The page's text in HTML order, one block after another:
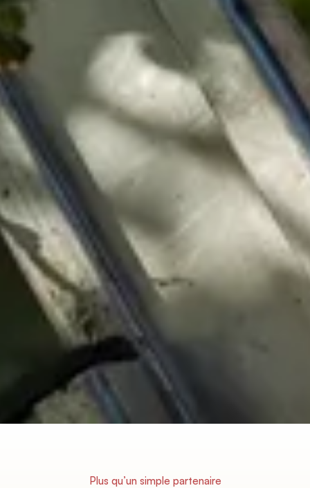
Plus qu’un simple partenaire